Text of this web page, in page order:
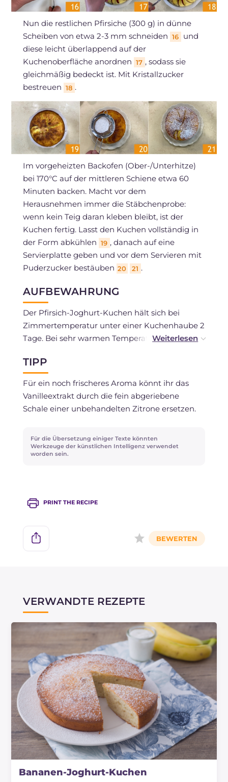
Nun die restlichen Pfirsiche (300 g) in dünne
Scheiben von etwa 2-3 mm schneiden 16
und
diese leicht überlappend auf der
Kuchenoberfläche anordnen 17 , sodass sie
gleichmäßig bedeckt ist. Mit Kristallzucker
bestreuen 18 .
Im vorgeheizten Backofen (Ober-/Unterhitze)
bei 170°C auf der mittleren Schiene etwa 60
Minuten backen. Macht vor dem
Herausnehmen immer die Stäbchenprobe:
wenn kein Teig daran kleben bleibt, ist der
Kuchen fertig. Lasst den Kuchen vollständig in
der Form abkühlen 19 , danach auf eine
Servierplatte geben und vor dem Servieren mit
Puderzucker bestäuben 20 21 .
AUFBEWAHRUNG
Der Pfirsich-Joghurt-Kuchen hält sich bei
Zimmertemperatur unter einer Kuchenhaube 2
Tage. Bei sehr warmen Temperaturen
Kühlschrank aufzubewahren und vor dem
Servieren auf Zimmertemperatur kommen zu
lassen. Ihr könnt ihn bereits in Scheiben
geschnitten einfrieren und bei Bedarf auftauen.
TIPP
Für ein noch frischeres Aroma könnt ihr das
Vanilleextrakt durch die fein abgeriebene
Schale einer unbehandelten Zitrone ersetzen.
Für die Übersetzung einiger Texte könnten
Werkzeuge der künstlichen Intelligenz verwendet
worden sein.
PRINT THE RECIPE
VERWANDTE REZEPTE
Bananen-Joghurt-Kuchen